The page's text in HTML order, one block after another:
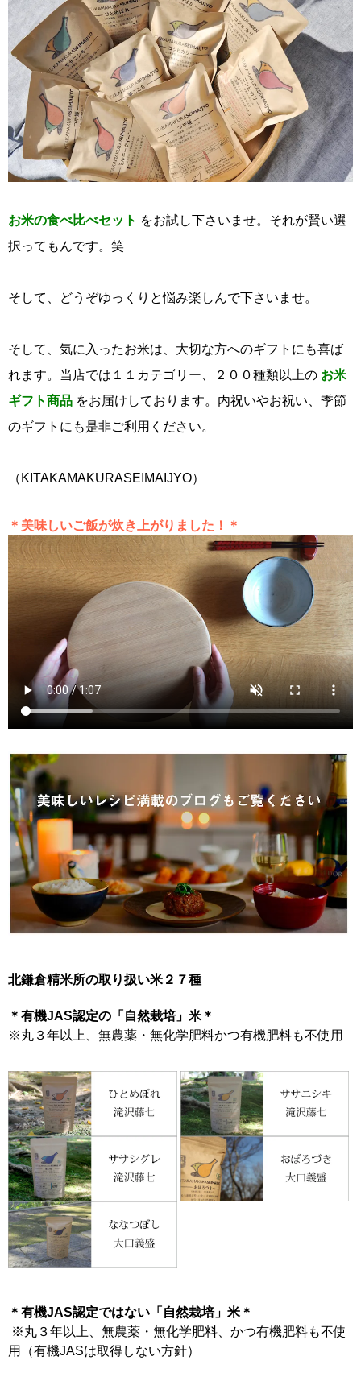
お米の食べ比べセット をお試し下さいませ。それが賢い選
択ってもんです。笑
そして、どうぞゆっくりと悩み楽しんで下さいませ。
そして、気に入ったお米は、大切な方へのギフトにも喜ば
れます。当店では１１カテゴリー、２００種類以上の お米
ギフト商品 をお届けしております。内祝いやお祝い、季節
のギフトにも是非ご利用ください。
（KITAKAMAKURASEIMAIJYO）
＊美味しいご飯が炊き上がりました！＊
北鎌倉精米所の取り扱い米２７種
＊有機JAS認定の「自然栽培」米＊
※丸３年以上、無農薬・無化学肥料かつ有機肥料も不使用
＊有機JAS認定ではない「自然栽培」米＊
※丸３年以上、無農薬・無化学肥料、かつ有機肥料も不使
用（有機JASは取得しない方針）